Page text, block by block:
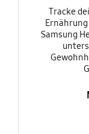
Tracke
Samsung